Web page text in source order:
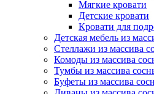
Мягкие кровати
Детские кровати
Кровати для
Детская мебель из
Стеллажи из массива
Комоды из массива
Тумбы из массива
Буфеты из массива